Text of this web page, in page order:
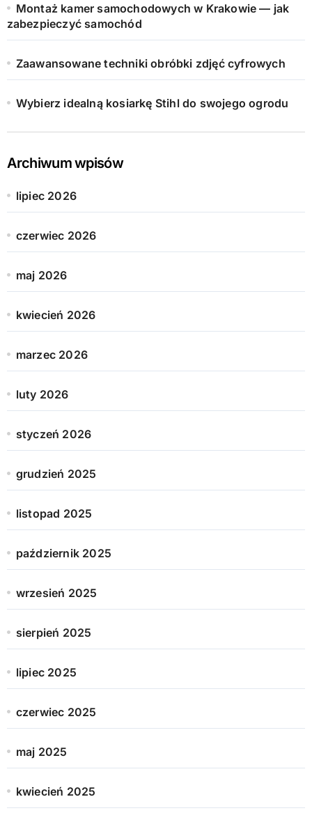
Montaż kamer samochodowych w Krakowie — jak
zabezpieczyć samochód
Zaawansowane techniki obróbki zdjęć cyfrowych
Wybierz idealną kosiarkę Stihl do swojego ogrodu
Archiwum wpisów
lipiec 2026
czerwiec 2026
maj 2026
kwiecień 2026
marzec 2026
luty 2026
styczeń 2026
grudzień 2025
listopad 2025
październik 2025
wrzesień 2025
sierpień 2025
lipiec 2025
czerwiec 2025
maj 2025
kwiecień 2025